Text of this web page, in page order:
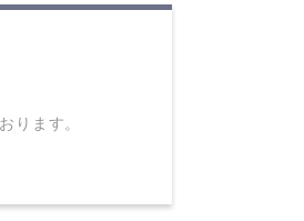
ります。